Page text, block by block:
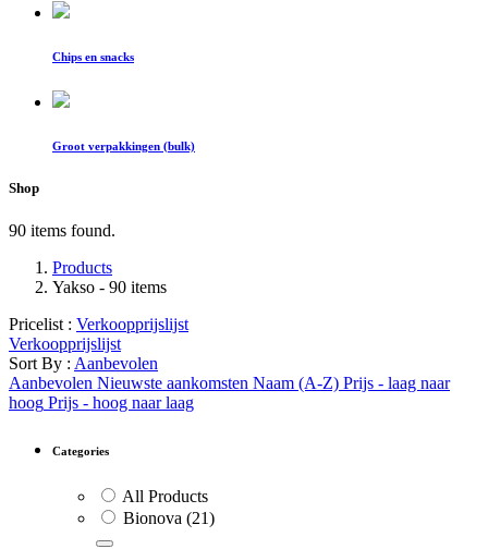
Chips en snacks
Groot verpakkingen (bulk)
Shop
90 items found.
Products
Yakso - 90 items
Pricelist : Verkoopprijslijst
Verkoopprijslijst
Sort By : Aanbevolen
Aanbevolen Nieuwste aankomsten Naam (A-Z) Prijs - laag naar
hoog Prijs - hoog naar laag
Categories
All Products
Bionova (21)